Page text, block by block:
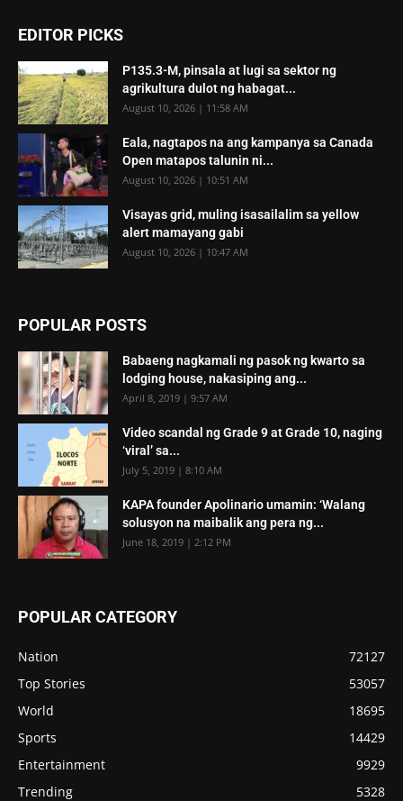
EDITOR PICKS
P135.3-M, pinsala at lugi sa sektor ng
agrikultura dulot ng habagat...
August 10, 2026 | 11:58 AM
Eala, nagtapos na ang kampanya sa Canada
Open matapos talunin ni...
August 10, 2026 | 10:51 AM
Visayas grid, muling isasailalim sa yellow
alert mamayang gabi
August 10, 2026 | 10:47 AM
POPULAR POSTS
Babaeng nagkamali ng pasok ng kwarto sa
lodging house, nakasiping ang...
April 8, 2019 | 9:57 AM
Video scandal ng Grade 9 at Grade 10, naging
‘viral’ sa...
July 5, 2019 | 8:10 AM
KAPA founder Apolinario umamin: ‘Walang
solusyon na maibalik ang pera ng...
June 18, 2019 | 2:12 PM
POPULAR CATEGORY
Nation
72127
Top Stories
53057
World
18695
Sports
14429
Entertainment
9929
Trending
5328